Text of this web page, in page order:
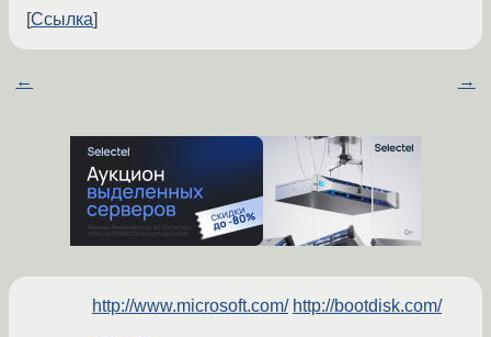
Ссылка
← →
http://www.microsoft.com/ http://bootdisk.com/